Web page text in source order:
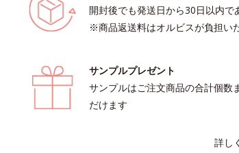
開封後でも発送日から30日以内で
※商品返送料はオルビスが負担い
サンプルプレゼント
サンプルはご注文商品の合計個数
だけます
詳し